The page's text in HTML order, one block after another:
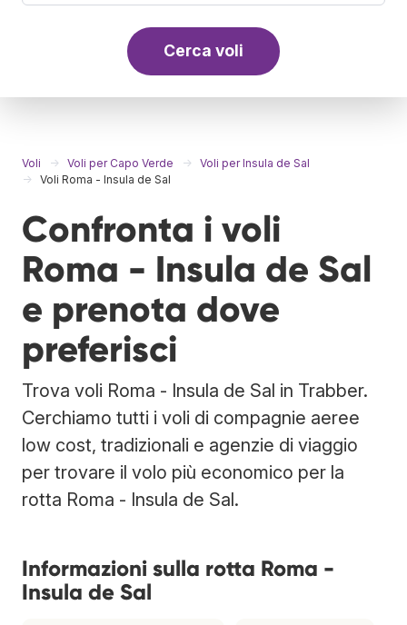
Cerca voli
Voli Voli per Capo Verde
Voli per Insula de Sal
Voli Roma - Insula de Sal
Confronta i voli
Roma - Insula de Sal
e prenota dove
preferisci
Trova voli Roma - Insula de Sal in Trabber.
Cerchiamo tutti i voli di compagnie aeree
low cost, tradizionali e agenzie di viaggio
per trovare il volo più economico per la
rotta Roma - Insula de Sal.
Informazioni sulla rotta Roma -
Insula de Sal